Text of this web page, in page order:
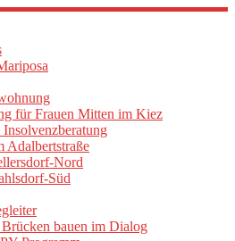
für Frauen Mitten im Kiez
Adalbertstraße
Nord
Süd
bauen im Dialog